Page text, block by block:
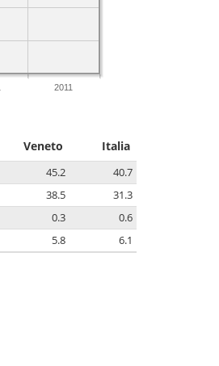
2011
Veneto Italia
45.2
40.7
38.5
31.3
0.3
0.6
5.8 6.1